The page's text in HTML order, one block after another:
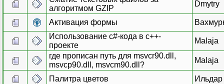
алгоритмом GZIP
Dmytry
Активация формы
Использование c#-кода в с++-
проекте
Malaja
где прописан путь для msvcr90.dll,
msvcp90.dll, msvcm90.dll?
Malaja
Палитра цветов Ильдар